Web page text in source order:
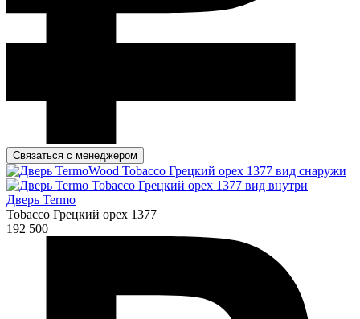
Связаться с менеджером
Дверь Termo
Tobacco Грецкий орех 1377
192 500